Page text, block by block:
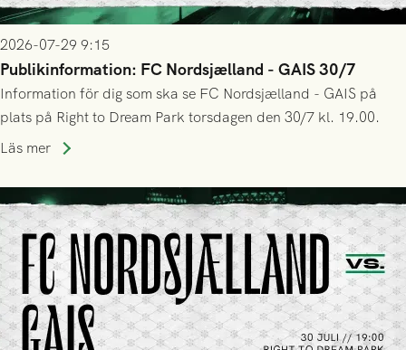
2026-07-29 9:15
Publikinformation: FC Nordsjælland - GAIS 30/7
Information för dig som ska se FC Nordsjælland - GAIS på
plats på Right to Dream Park torsdagen den 30/7 kl. 19.00.
Läs mer